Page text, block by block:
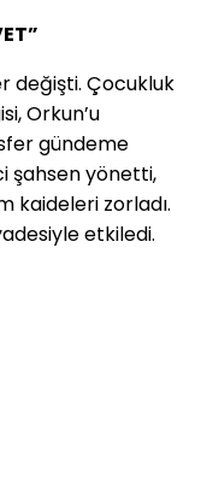
değişti. Çocukluk
Orkun’u
gündeme
şahsen yönetti,
kaideleri zorladı.
etkiledi.